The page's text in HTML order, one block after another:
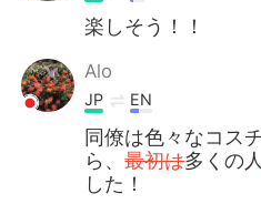
楽しそう！！
Alo
JP EN
同僚は色々なコス
ら、最初は多くの
した！